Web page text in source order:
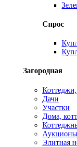
Спрос
Загородная
Дачи
Участки
Дома,
Аукционы
Элитная